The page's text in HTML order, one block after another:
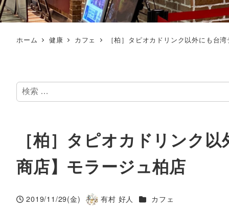
ホーム 健康 カフェ ［柏］タピオカドリンク以外にも台
検
索
［柏］タピオカドリンク
商店】モラージュ柏店
投稿日
2019/11/29(金)
著
有村 好人 カテゴリー
カフェ